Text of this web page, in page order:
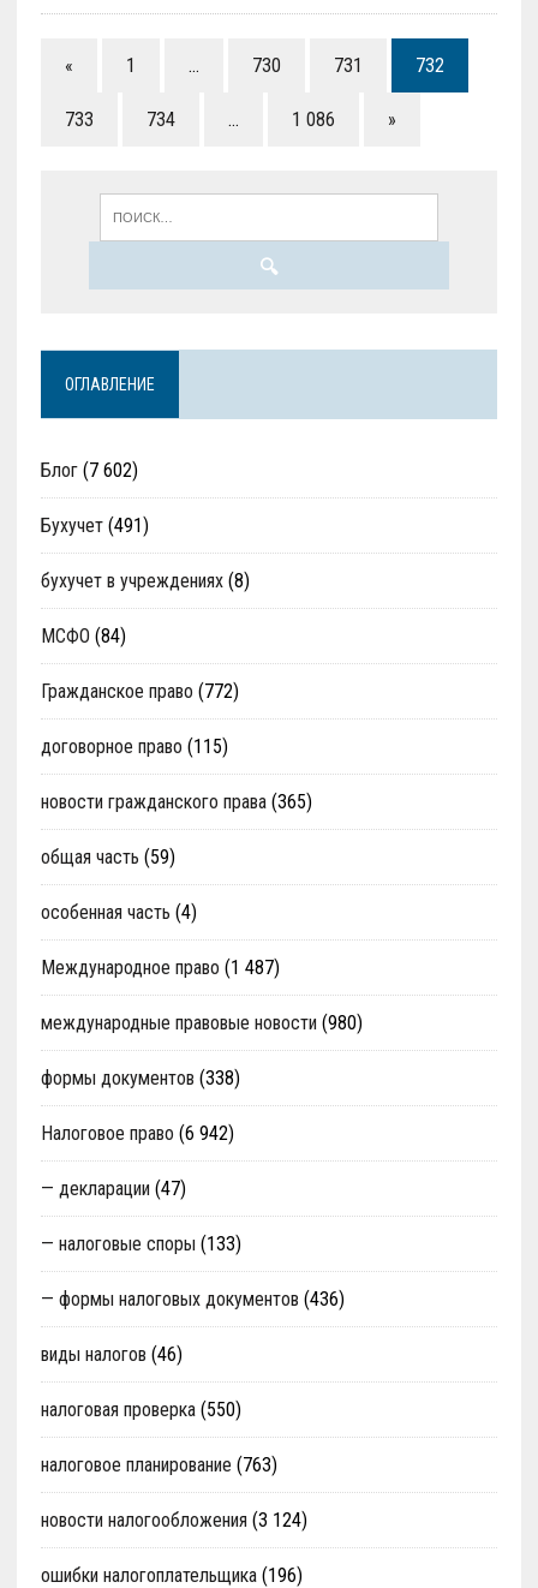
« 1 … 730 731 732
733 734 … 1 086 »
ОГЛАВЛЕНИЕ
Блог(7 602)
Бухучет(491)
бухучет в учреждениях(8)
МСФО (84)
Гражданское право (772)
договорное право (115)
новости гражданского права(365)
общая часть (59)
особенная часть (4)
Международное право (1 487)
международные правовые новости (980)
формы документов (338)
Налоговое право (6 942)
— декларации (47)
— налоговые споры (133)
— формы налоговых документов (436)
виды налогов (46)
налоговая проверка(550)
налоговое планирование (763)
новости налогообложения (3 124)
ошибки налогоплательщика(196)